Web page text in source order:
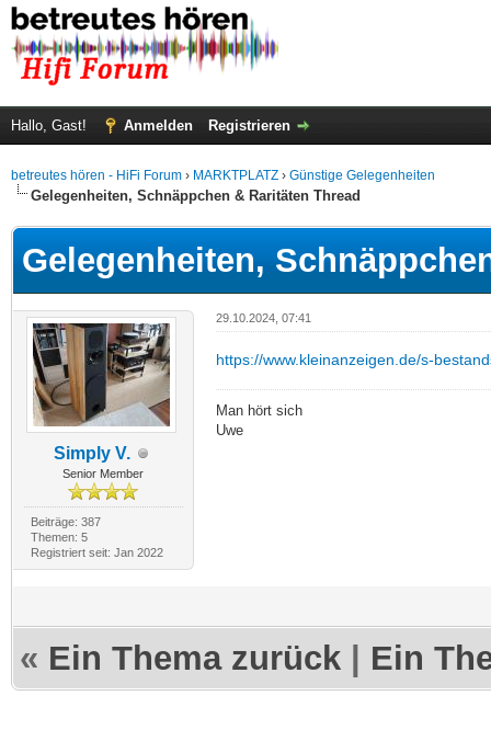
Hallo, Gast! Anmelden Registrieren
betreutes hören - HiFi Forum › MARKTPLATZ › Günstige Gelegenheiten
Gelegenheiten, Schnäppchen & Raritäten Thread
Gelegenheiten,
Simply V.
Senior Member
Beiträge: 387
Themen: 5
Registriert seit: Jan 2022
29.10.2024, 07:41
https://www.kleinanzeigen.de/s-
Man hört sich
Uwe
« Ein Thema zurück Ein